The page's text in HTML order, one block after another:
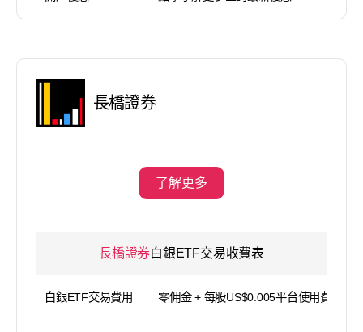
長橋證券
了解更多
長橋證券白銀ETF交易收費表
白銀ETF交易費用 零佣金 + 每股US$0.005平台使用費（